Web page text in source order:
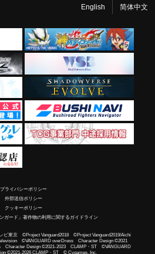
English 简体中文
プライバシーポリシー
外部送信ポリシー
クッキーポリシー
ガード」著作物の利用に関するガイドライン
東京 ©Project Vanguard2018 ©Project Vanguard2019/Aichi
©VANGUARD overDress Character Design ©2021
Design ©2021-2023 CLAMP・ST ©VANGUARD
©2021-2026 CLAMP・ST © Cygames, Inc.